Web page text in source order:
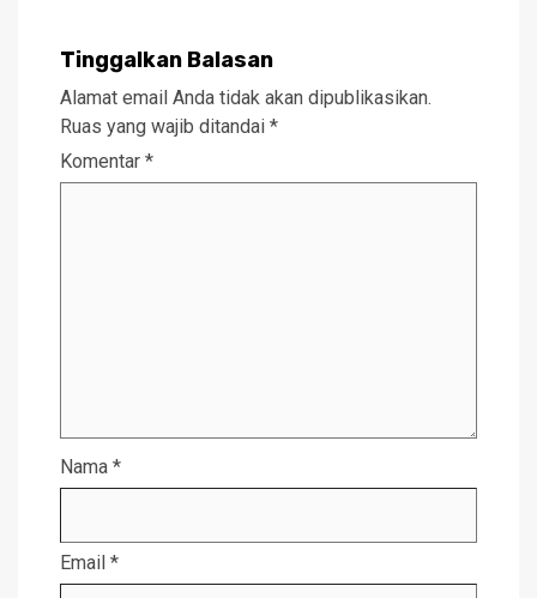
Tinggalkan Balasan
Alamat email Anda tidak akan dipublikasikan.
Ruas yang wajib ditandai *
Komentar *
Nama *
Email *